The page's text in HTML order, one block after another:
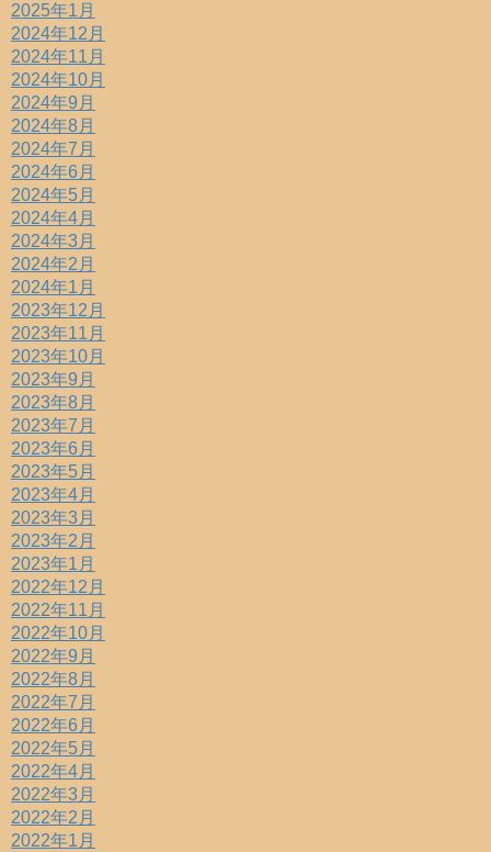
2025年1月
2024年12月
2024年11月
2024年10月
2024年9月
2024年8月
2024年7月
2024年6月
2024年5月
2024年4月
2024年3月
2024年2月
2024年1月
2023年12月
2023年11月
2023年10月
2023年9月
2023年8月
2023年7月
2023年6月
2023年5月
2023年4月
2023年3月
2023年2月
2023年1月
2022年12月
2022年11月
2022年10月
2022年9月
2022年8月
2022年7月
2022年6月
2022年5月
2022年4月
2022年3月
2022年2月
2022年1月